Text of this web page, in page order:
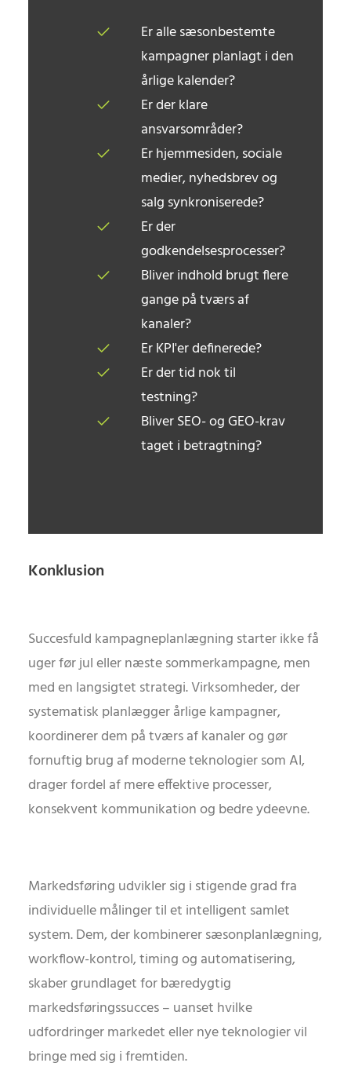
Er alle sæsonbestemte
kampagner planlagt i den
årlige kalender?
Er der klare
ansvarsområder?
Er hjemmesiden, sociale
medier, nyhedsbrev og
salg synkroniserede?
Er der
godkendelsesprocesser?
Bliver indhold brugt flere
gange på tværs af
kanaler?
Er KPI'er definerede?
Er der tid nok til
testning?
Bliver SEO- og GEO-krav
taget i betragtning?
Konklusion
Succesfuld kampagneplanlægning starter ikke få
uger før jul eller næste sommerkampagne, men
med en langsigtet strategi. Virksomheder, der
systematisk planlægger årlige kampagner,
koordinerer dem på tværs af kanaler og gør
fornuftig brug af moderne teknologier som AI,
drager fordel af mere effektive processer,
konsekvent kommunikation og bedre ydeevne.
Markedsføring udvikler sig i stigende grad fra
individuelle målinger til et intelligent samlet
system. Dem, der kombinerer sæsonplanlægning,
workflow-kontrol, timing og automatisering,
skaber grundlaget for bæredygtig
markedsføringssucces – uanset hvilke
udfordringer markedet eller nye teknologier vil
bringe med sig i fremtiden.